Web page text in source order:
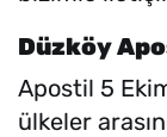
Düzköy
Apostil 5
ülkeler